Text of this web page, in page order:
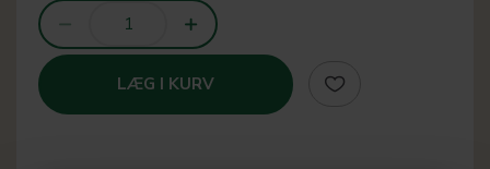
LÆG I KURV